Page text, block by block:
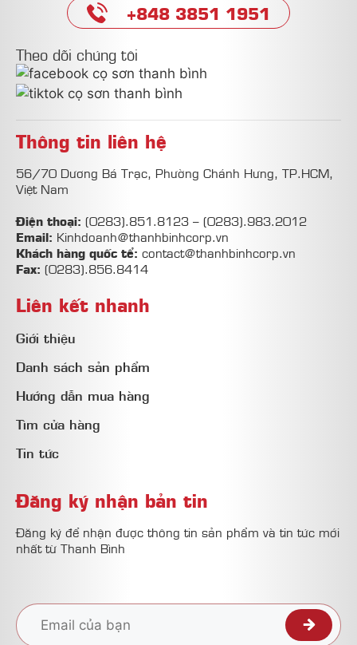
+848 3851 1951
Theo dõi chúng tôi
Thông tin liên hệ
56/70 Dương Bá Trạc, Phường Chánh Hưng, TP.HCM,
Việt Nam
Điện thoại: (0283).851.8123 – (0283).983.2012
Email: Kinhdoanh@thanhbinhcorp.vn
Khách hàng quốc tể: contact@thanhbinhcorp.vn
Fax: (0283).856.8414
Liên kết nhanh
Giới thiệu
Danh sách sản phẩm
Hướng dẫn mua hàng
Tìm cửa hàng
Tin tức
Đăng ký nhận bản tin
Đăng ký để nhận được thông tin sản phẩm và tin tức mới
nhất từ Thanh Bình